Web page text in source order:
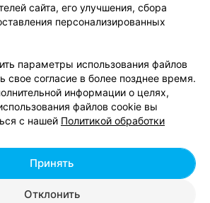
НА САЙТЕ
сайта, его улучшения, сбора
персонализированных
параметры использования файлов
свое согласие в более позднее время.
информации о целях,
файлов cookie вы
с нашей Политикой обработки
Отклонить
Принять